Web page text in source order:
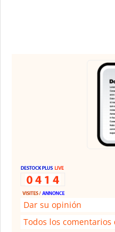
Dar su opinión
Todos los